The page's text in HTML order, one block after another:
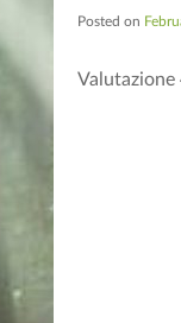
Posted on
Valutazione